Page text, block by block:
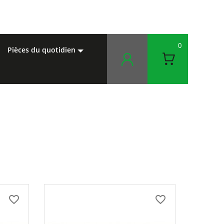
pièces du quotidien
0
favorite_border favorite_border